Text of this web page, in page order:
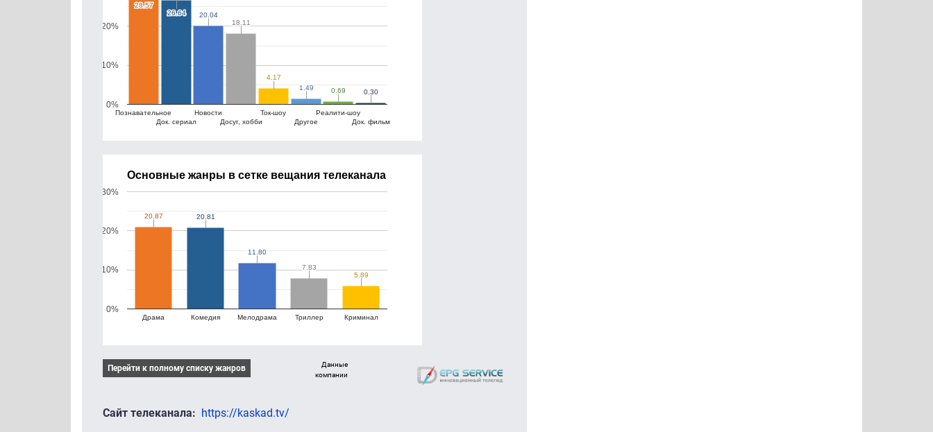
Познавательное
Док. сериал
Новости
Досуг, хобби
Ток-шоу
Другое
Реалити-шоу
Док. фильм
0%
10%
20%
28.57
28.57
26.64
26.64 20.04
20.04
18.11
18.11
4.17
4.17
1.49
1.49 0.69
0.69 0.30
0.30
Основные жанры в сетке вещания телеканала
Драма Комедия Мелодрама Триллер Криминал
0%
10%
20%
30%
20.87
20.87 20.81
20.81
11.80
11.80
7.83
7.83
5.89
5.89
Перейти к полному списку жанров
Данные
компании
Сайт телеканала https://kaskad.tv/